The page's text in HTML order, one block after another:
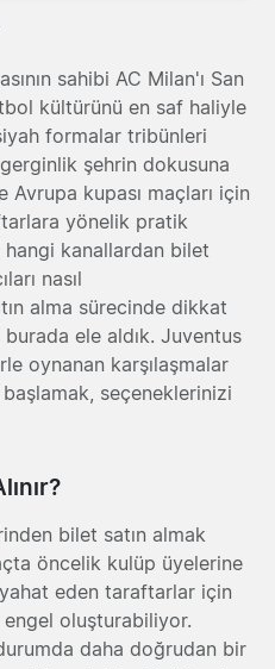
sahibi AC Milan'ı San
kültürünü en saf haliyle
formalar tribünleri
şehrin dokusuna
kupası maçları için
yönelik pratik
kanallardan bilet
nasıl
alma sürecinde dikkat
ele aldık. Juventus
oynanan karşılaşmalar
seçeneklerinizi
bilet satın almak
öncelik kulüp üyelerine
eden taraftarlar için
oluşturabiliyor.
daha doğrudan bir